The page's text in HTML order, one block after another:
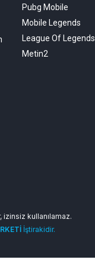
Pubg Mobile
Mobile Legends
League Of Legends
Metin2
izinsiz kullanılamaz.
İştirakidir.